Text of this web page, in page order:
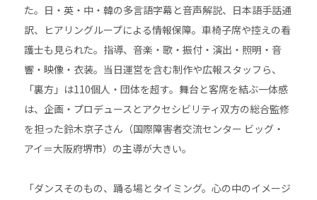
た。日・英・中・韓の多言語字幕と音声解説、日本語手話通
訳、ヒアリングループによる情報保障。車椅子席や控えの看
護士も見られた。指導、音楽・歌・振付・演出・照明・音
響・映像・衣装。当日運営を含む制作や広報スタッフら、
「裏方」は110個人・団体を超す。舞台と客席を結ぶ一体感
は、企画・プロデュースとアクセシビリティ双方の総合監修
を担った鈴木京子さん（国際障害者交流センター ビッグ・
アイ＝大阪府堺市）の主導が大きい。
「ダンスそのもの、踊る場とタイミング。心の中のイメージ